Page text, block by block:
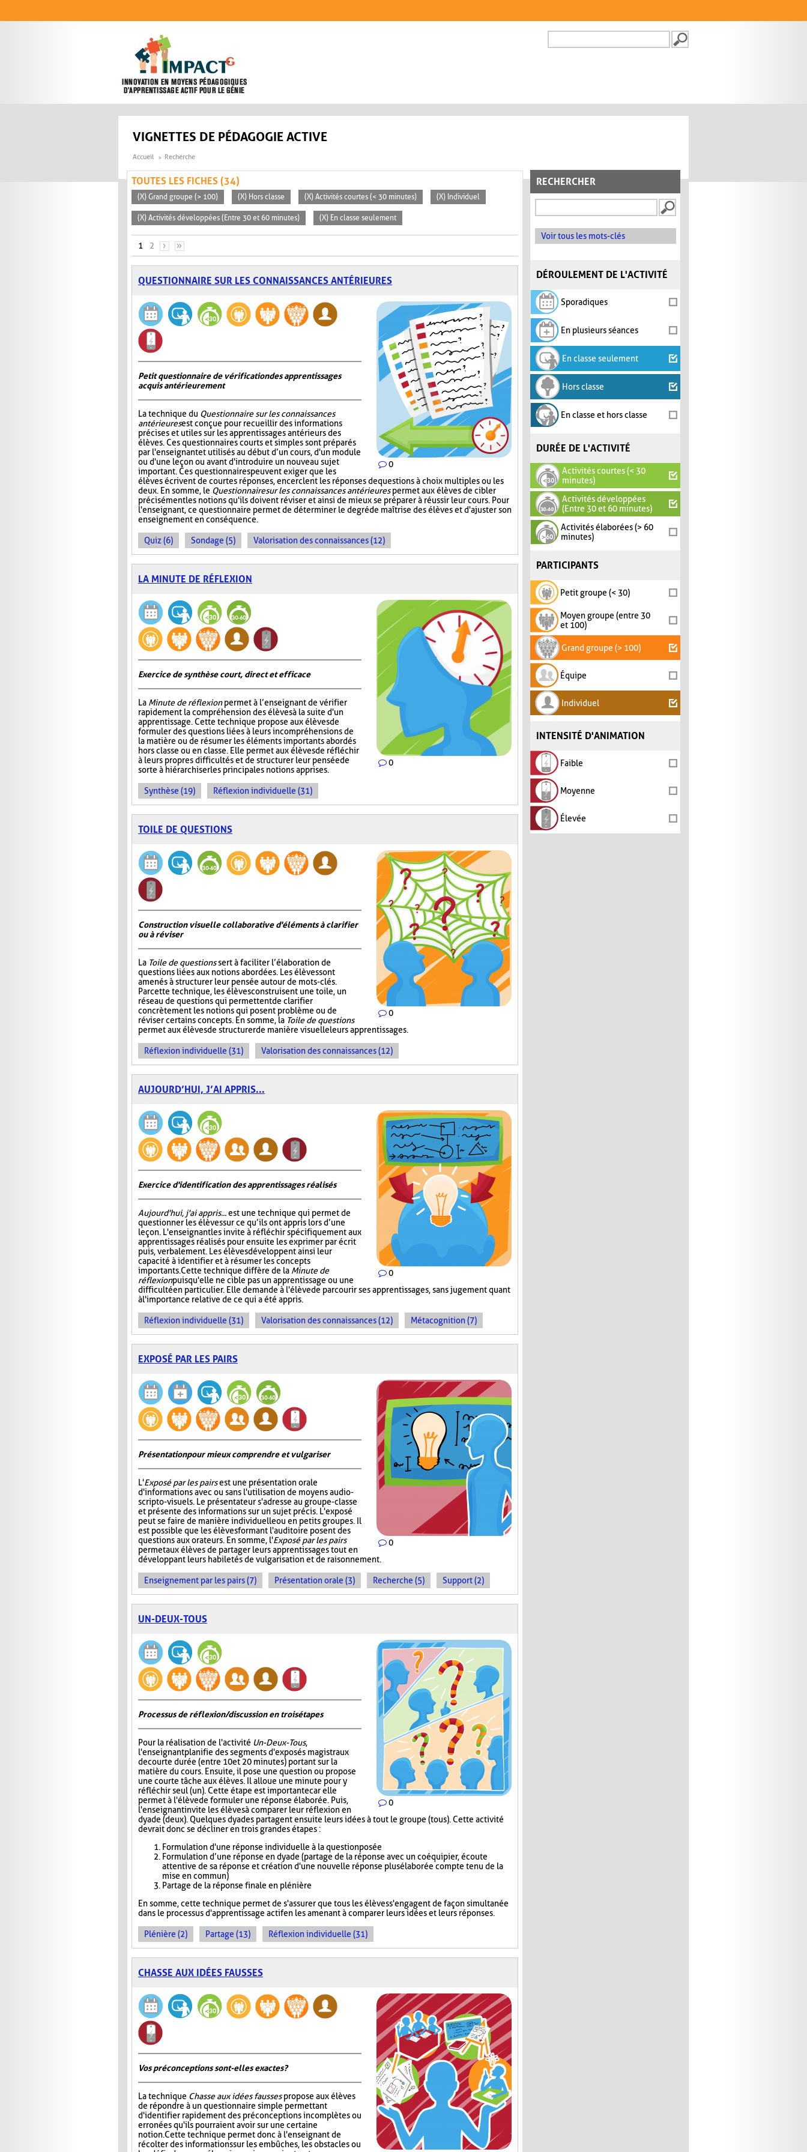
FORMULAIRE DE
VIGNETTES DE PÉDAGOGIE ACTIVE
Accueil Recherche
RECHERCHER
Voir tous les mots-clés
DÉROULEMENT DE L'ACTIVITÉ
Sporadiques
En plusieurs séances
En classe seulement
Hors classe
En classe et hors classe
DURÉE DE L'ACTIVITÉ
Activités courtes (< 30
minutes)
Activités développées
(Entre 30 et 60 minutes)
Activités élaborées (> 60
minutes)
PARTICIPANTS
Petit groupe (< 30)
Moyen groupe (entre 30
et 100)
Grand groupe (> 100)
Équipe
Individuel
INTENSITÉ D'ANIMATION
Faible
Moyenne
Élevée
TOUTES LES FICHES (34)
(X) Grand groupe (> 100) (X) Hors classe (X) Activités courtes (< 30 minutes) (X) Individuel
(X) Activités développées (Entre 30 et 60 minutes) (X) En classe seulement
PAGES
1 2 › »
QUESTIONNAIRE SUR LES CONNAISSANCES ANTÉRIEURES
0
Petit questionnaire de vérification des apprentissages
acquis antérieurement
La technique du Questionnaire sur les connaissances
antérieuresest conçue pour recueillir des informations
précises et utiles sur les apprentissages antérieurs des
élèves. Ces questionnaires courts et simples sont préparés
par l'enseignant et utilisés au début d’un cours, d'un module
ou d'une leçon ou avant d'introduire un nouveau sujet
important. Ces questionnaires peuvent exiger que les
élèves écrivent de courtes réponses, encerclent les réponses de questions à choix multiples ou les
deux. En somme, le Questionnaire sur les connaissances antérieurespermet aux élèves de cibler
précisément les notions qu'ils doivent réviser et ainsi de mieux se préparer à réussir leur cours. Pour
l'enseignant, ce questionnaire permet de déterminer le degré de maîtrise des élèves et d'ajuster son
enseignement en conséquence.
Quiz (6) Sondage (5) Valorisation des connaissances (12)
LA MINUTE DE RÉFLEXION
0
Exercice de synthèse court, direct et efficace
La Minute de réflexionpermet à l’enseignant de vérifier
rapidement la compréhension des élèves à la suite d'un
apprentissage. Cette technique propose aux élèves de
formuler des questions liées à leurs incompréhensions de
la matière ou de résumer les éléments importants abordés
hors classe ou en classe. Elle permet aux élèves de réfléchir
à leurs propres difficultés et de structurer leur pensée de
sorte à hiérarchiser les principales notions apprises.
Synthèse (19) Réflexion individuelle (31)
TOILE DE QUESTIONS
0
Construction visuelle collaborative d'éléments à clarifier
ou à réviser
La Toile de questionssert à faciliter l’élaboration de
questions liées aux notions abordées. Les élèves sont
amenés à structurer leur pensée autour de mots-clés.
Par cette technique, les élèves construisent une toile, un
réseau de questions qui permettent de clarifier
concrètement les notions qui posent problème ou de
réviser certains concepts. En somme, la Toile de questions
permet aux élèves de structurer de manière visuelle leurs apprentissages.
Réflexion individuelle (31) Valorisation des connaissances (12)
AUJOURD’HUI, J’AI APPRIS...
0
Exercice d'identification des apprentissages réalisés
Aujourd'hui, j'ai appris...est une technique qui permet de
questionner les élèves sur ce qu’ils ont appris lors d’une
leçon. L'enseignant les invite à réfléchir spécifiquement aux
apprentissages réalisés pour ensuite les exprimer par écrit
puis, verbalement. Les élèves développent ainsi leur
capacité à identifier et à résumer les concepts
importants. Cette technique diffère de la Minute de
réflexionpuisqu'elle ne cible pas un apprentissage ou une
difficulté en particulier. Elle demande à l'élève de parcourir ses apprentissages, sans jugement quant
à l'importance relative de ce qui a été appris.
Réflexion individuelle (31) Valorisation des connaissances (12) Métacognition (7)
EXPOSÉ PAR LES PAIRS
0
Présentation pour mieux comprendre et vulgariser
L'Exposé par les pairsest une présentation orale
d'informations avec ou sans l'utilisation de moyens audio-
scripto-visuels. Le présentateur s'adresse au groupe-classe
et présente des informations sur un sujet précis. L'exposé
peut se faire de manière individuelle ou en petits groupes. Il
est possible que les élèves formant l'auditoire posent des
questions aux orateurs. En somme, l'Exposé par les pairs
permet aux élèves de partager leurs apprentissages tout en
développant leurs habiletés de vulgarisation et de raisonnement.
Enseignement par les pairs (7) Présentation orale (3) Recherche (5) Support (2)
UN-DEUX-TOUS
0
Processus de réflexion/discussion en trois étapes
Pour la réalisation de l'activité Un-Deux-Tous,
l'enseignant planifie des segments d'exposés magistraux
de courte durée (entre 10 et 20 minutes) portant sur la
matière du cours. Ensuite, il pose une question ou propose
une courte tâche aux élèves. Il alloue une minute pour y
réfléchir seul (un). Cette étape est importante car elle
permet à l'élève de formuler une réponse élaborée. Puis,
l'enseignant invite les élèves à comparer leur réflexion en
dyade (deux). Quelques dyades partagent ensuite leurs idées à tout le groupe (tous). Cette activité
devrait donc se décliner en trois grandes étapes :
Formulation d'une réponse individuelle à la question posée
Formulation d’une réponse en dyade (partage de la réponse avec un coéquipier, écoute
attentive de sa réponse et création d'une nouvelle réponse plus élaborée compte tenu de la
mise en commun)
Partage de la réponse finale en plénière
En somme, cette technique permet de s'assurer que tous les élèves s'engagent de façon simultanée
dans le processus d'apprentissage actif en les amenant à comparer leurs idées et leurs réponses.
Plénière (2) Partage (13) Réflexion individuelle (31)
CHASSE AUX IDÉES FAUSSES
Vos préconceptions sont-elles exactes ?
La technique Chasse aux idées faussespropose aux élèves
de répondre à un questionnaire simple permettant
d'identifier rapidement des préconceptions incomplètes ou
erronées qu'ils pourraient avoir sur une certaine
notion. Cette technique permet donc à l'enseignant de
récolter des informations sur les embûches, les obstacles ou